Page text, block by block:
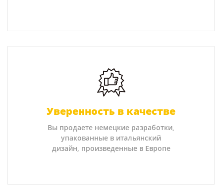
Уверенность в качестве
Вы продаете немецкие разработки,
упакованные в итальянский
дизайн, произведенные в Европе